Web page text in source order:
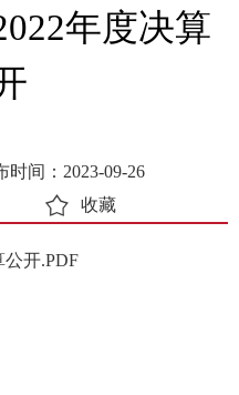
年度决算
时间：2023-09-26
收藏
公开.PDF